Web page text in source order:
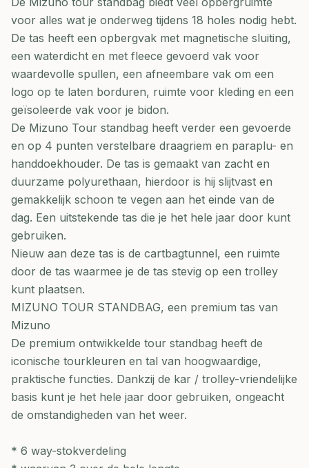
voor alles wat je onderweg tijdens 18 holes nodig hebt.
De tas heeft een opbergvak met magnetische sluiting,
een waterdicht en met fleece gevoerd vak voor
waardevolle spullen, een afneembare vak om een
logo op te laten borduren, ruimte voor kleding en een
geïsoleerde vak voor je bidon.
De Mizuno Tour standbag heeft verder een gevoerde
en op 4 punten verstelbare draagriem en paraplu- en
handdoekhouder. De tas is gemaakt van zacht en
duurzame polyurethaan, hierdoor is hij slijtvast en
gemakkelijk schoon te vegen aan het einde van de
dag. Een uitstekende tas die je het hele jaar door kunt
gebruiken.
Nieuw aan deze tas is de cartbagtunnel, een ruimte
door de tas waarmee je de tas stevig op een trolley
kunt plaatsen.
MIZUNO TOUR STANDBAG, een premium tas van
Mizuno
De premium ontwikkelde tour standbag heeft de
iconische tourkleuren en tal van hoogwaardige,
praktische functies. Dankzij de kar / trolley-vriendelijke
basis kunt je het hele jaar door gebruiken, ongeacht
de omstandigheden van het weer.
* 6 way-stokverdeling